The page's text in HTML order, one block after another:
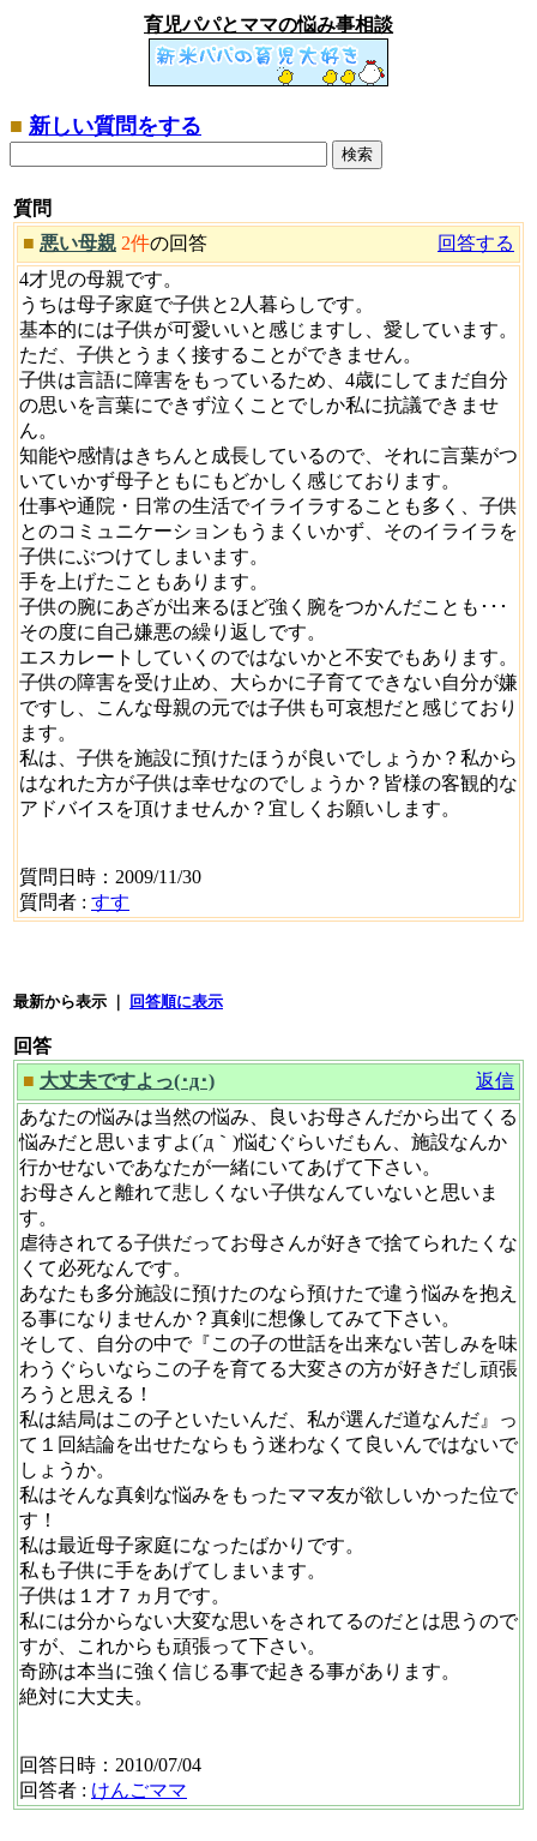
育児パパとママの悩み事相談
■ 新しい質問をする
質問
■ 悪い母親 2件の回答
回答する
4才児の母親です。
うちは母子家庭で子供と2人暮らしです。
基本的には子供が可愛いいと感じますし、愛しています。
ただ、子供とうまく接することができません。
子供は言語に障害をもっているため、4歳にしてまだ自分
の思いを言葉にできず泣くことでしか私に抗議できませ
ん。
知能や感情はきちんと成長しているので、それに言葉がつ
いていかず母子ともにもどかしく感じております。
仕事や通院・日常の生活でイライラすることも多く、子供
とのコミュニケーションもうまくいかず、そのイライラを
子供にぶつけてしまいます。
手を上げたこともあります。
子供の腕にあざが出来るほど強く腕をつかんだことも･･･
その度に自己嫌悪の繰り返しです。
エスカレートしていくのではないかと不安でもあります。
子供の障害を受け止め、大らかに子育てできない自分が嫌
ですし、こんな母親の元では子供も可哀想だと感じており
ます。
私は、子供を施設に預けたほうが良いでしょうか？私から
はなれた方が子供は幸せなのでしょうか？皆様の客観的な
アドバイスを頂けませんか？宜しくお願いします。
質問日時：2009/11/30
質問者 : すす
最新から表示 ｜ 回答順に表示
回答
■ 大丈夫ですよっ(･д･)
返信
あなたの悩みは当然の悩み、良いお母さんだから出てくる
悩みだと思いますよ(´д｀)悩むぐらいだもん、施設なんか
行かせないであなたが一緒にいてあげて下さい。
お母さんと離れて悲しくない子供なんていないと思いま
す。
虐待されてる子供だってお母さんが好きで捨てられたくな
くて必死なんです。
あなたも多分施設に預けたのなら預けたで違う悩みを抱え
る事になりませんか？真剣に想像してみて下さい。
そして、自分の中で『この子の世話を出来ない苦しみを味
わうぐらいならこの子を育てる大変さの方が好きだし頑張
ろうと思える！
私は結局はこの子といたいんだ、私が選んだ道なんだ』っ
て１回結論を出せたならもう迷わなくて良いんではないで
しょうか。
私はそんな真剣な悩みをもったママ友が欲しいかった位で
す！
私は最近母子家庭になったばかりです。
私も子供に手をあげてしまいます。
子供は１才７ヵ月です。
私には分からない大変な思いをされてるのだとは思うので
すが、これからも頑張って下さい。
奇跡は本当に強く信じる事で起きる事があります。
絶対に大丈夫。
回答日時：2010/07/04
回答者 : けんごママ